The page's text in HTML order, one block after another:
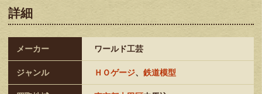
詳細
メーカー ワールド工芸
ジャンル ＨＯゲージ、 鉄道模型